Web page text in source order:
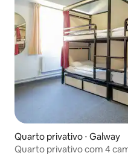
Quarto privativo ⋅ Galway
Quarto privativo com 4